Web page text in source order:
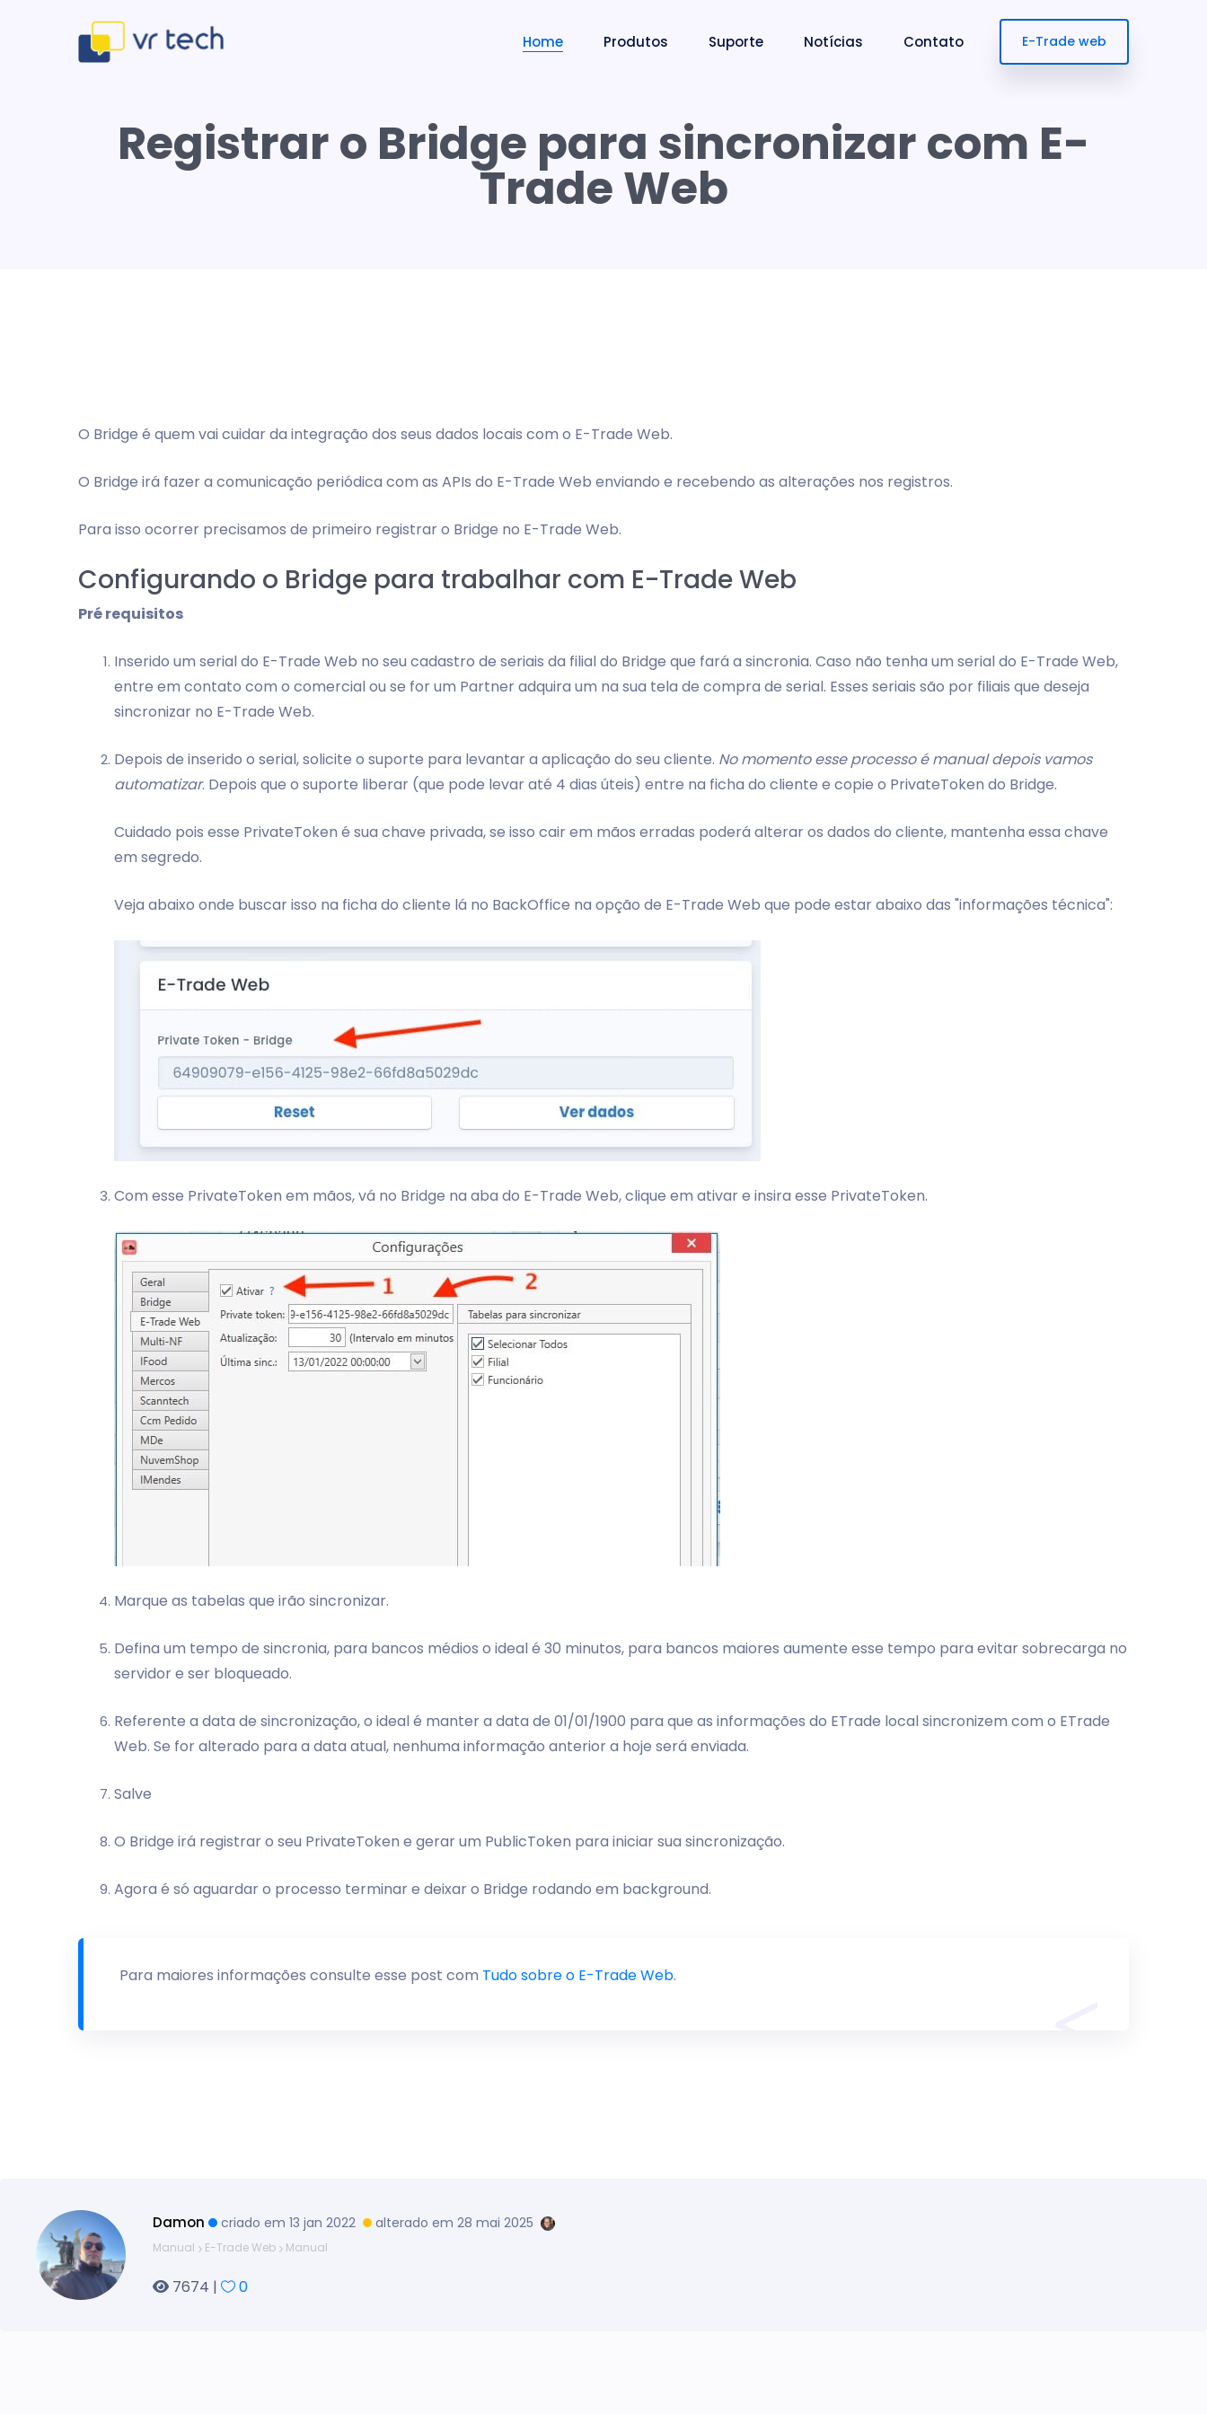
Home Produtos Suporte Notícias Contato E-Trade web
Registrar o Bridge para sincronizar com E-
Trade Web
O Bridge é quem vai cuidar da integração dos seus dados locais com o E-Trade Web.
O Bridge irá fazer a comunicação periódica com as APIs do E-Trade Web enviando e recebendo as alterações nos registros.
Para isso ocorrer precisamos de primeiro registrar o Bridge no E-Trade Web.
Configurando o Bridge para trabalhar com E-Trade Web
Pré requisitos
Inserido um serial do E-Trade Web no seu cadastro de seriais da filial do Bridge que fará a sincronia. Caso não tenha um serial do E-Trade Web,
entre em contato com o comercial ou se for um Partner adquira um na sua tela de compra de serial. Esses seriais são por filiais que deseja
sincronizar no E-Trade Web.
Depois de inserido o serial, solicite o suporte para levantar a aplicação do seu cliente. No momento esse processo é manual depois vamos
automatizar. Depois que o suporte liberar (que pode levar até 4 dias úteis) entre na ficha do cliente e copie o PrivateToken do Bridge.
Cuidado pois esse PrivateToken é sua chave privada, se isso cair em mãos erradas poderá alterar os dados do cliente, mantenha essa chave
em segredo.
Veja abaixo onde buscar isso na ficha do cliente lá no BackOffice na opção de E-Trade Web que pode estar abaixo das "informações técnica":
Com esse PrivateToken em mãos, vá no Bridge na aba do E-Trade Web, clique em ativar e insira esse PrivateToken.
Marque as tabelas que irão sincronizar.
Defina um tempo de sincronia, para bancos médios o ideal é 30 minutos, para bancos maiores aumente esse tempo para evitar sobrecarga no
servidor e ser bloqueado.
Referente a data de sincronização, o ideal é manter a data de 01/01/1900 para que as informações do ETrade local sincronizem com o ETrade
Web. Se for alterado para a data atual, nenhuma informação anterior a hoje será enviada.
Salve
O Bridge irá registrar o seu PrivateToken e gerar um PublicToken para iniciar sua sincronização.
Agora é só aguardar o processo terminar e deixar o Bridge rodando em background.
Para maiores informações consulte esse post com Tudo sobre o E-Trade Web.
Damon criado em 13 jan 2022 alterado em 28 mai 2025
Manual E-Trade Web Manual
7674 | 0